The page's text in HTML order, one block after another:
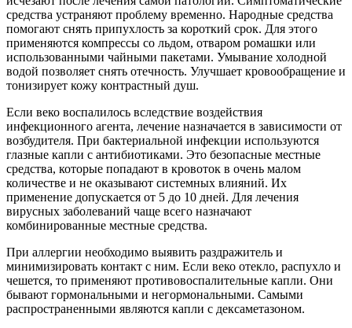
средства устраняют проблему временно. Народные средства
помогают снять припухлость за короткий срок. Для этого
применяются компрессы со льдом, отваром ромашки или
использованными чайными пакетами. Умывание холодной
водой позволяет снять отечность. Улучшает кровообращение и
тонизирует кожу контрастный душ.
Если веко воспалилось вследствие воздействия
инфекционного агента, лечение назначается в зависимости от
возбудителя. При бактериальной инфекции используются
глазные капли с антибиотиками. Это безопасные местные
средства, которые попадают в кровоток в очень малом
количестве и не оказывают системных влияний. Их
применение допускается от 5 до 10 дней. Для лечения
вирусных заболеваний чаще всего назначают
комбинированные местные средства.
При аллергии необходимо выявить раздражитель и
минимизировать контакт с ним. Если веко отекло, распухло и
чешется, то применяют противовоспалительные капли. Они
бывают гормональными и негормональными. Самыми
распространенными являются капли с дексаметазоном.